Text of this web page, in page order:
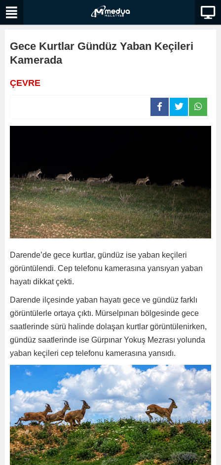
Gece Kurtlar Gündüz Yaban Keçileri
Kamerada
ÇEVRE
Darende’de gece kurtlar, gündüz ise yaban keçileri
görüntülendi. Cep telefonu kamerasına yansıyan yaban
hayatı dikkat çekti.
Darende ilçesinde yaban hayatı gece ve gündüz farklı
görüntülerle ortaya çıktı. Mürselpınarı bölgesinde gece
saatlerinde sürü halinde dolaşan kurtlar görüntülenirken,
gündüz saatlerinde ise Gürpınar Yokuş Mezrası yolunda
yaban keçileri cep telefonu kamerasına yansıdı.